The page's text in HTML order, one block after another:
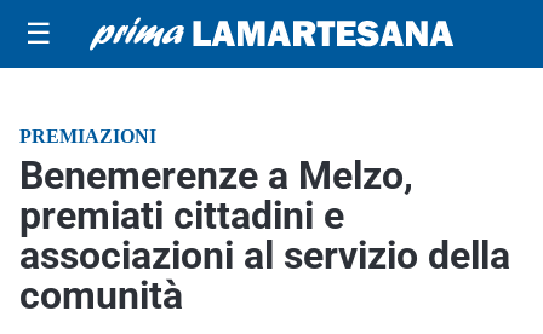
☰
PREMIAZIONI
Benemerenze a Melzo,
premiati cittadini e
associazioni al servizio della
comunità